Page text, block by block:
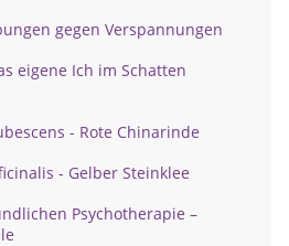
gegen Verspannungen
eigene Ich im Schatten
- Rote Chinarinde
- Gelber Steinklee
Psychotherapie –